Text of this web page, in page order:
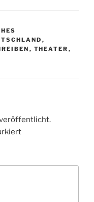
,
, THEATER ,